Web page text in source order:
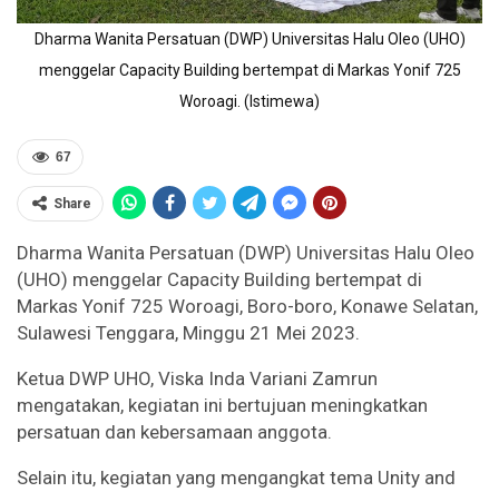
Dharma Wanita Persatuan (DWP) Universitas Halu Oleo (UHO)
menggelar Capacity Building bertempat di Markas Yonif 725
Woroagi. (Istimewa)
67
Share
Dharma Wanita Persatuan (DWP) Universitas Halu Oleo
(UHO) menggelar Capacity Building bertempat di
Markas Yonif 725 Woroagi, Boro-boro, Konawe Selatan,
Sulawesi Tenggara, Minggu 21 Mei 2023.
Ketua DWP UHO, Viska Inda Variani Zamrun
mengatakan, kegiatan ini bertujuan meningkatkan
persatuan dan kebersamaan anggota.
Selain itu, kegiatan yang mengangkat tema Unity and